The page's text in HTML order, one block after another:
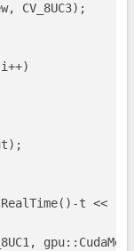
CV_8UC3);
t << "